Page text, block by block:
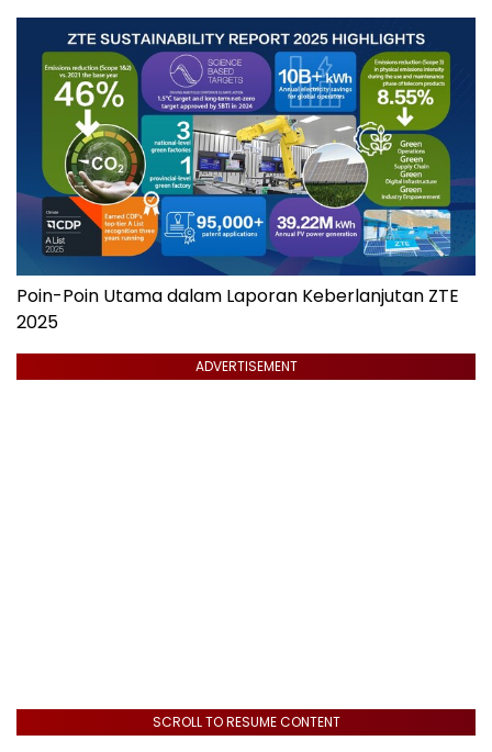
Poin-Poin Utama dalam Laporan Keberlanjutan ZTE
2025
ADVERTISEMENT
SCROLL TO RESUME CONTENT